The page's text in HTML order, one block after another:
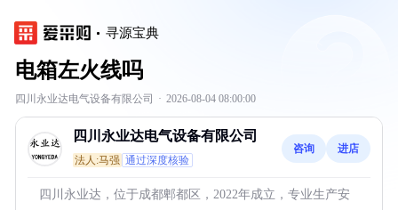
寻源宝典
电箱左火线吗
四川永业达电气设备有限公司 · 2026-08-04 08:00:00
四川永业达电气设备有限公司
法人:马强 通过深度核验
咨询 进店
四川永业达，位于成都郫都区，2022年成立，专业生产安